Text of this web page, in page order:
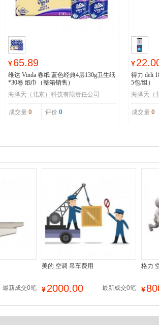
¥65.89
维达 Vinda 卷纸 蓝色经典4层130g卫生纸
*30卷 纸巾（整箱销售）
海泽天（北京）科技有限责任公司
成交量 0 评价 0
¥
得力 deli
5包/组）
海泽天（
成交量 0
最新成交0笔
美的 空调 吊车费用
¥2000.00 最新成交0笔
格力
¥